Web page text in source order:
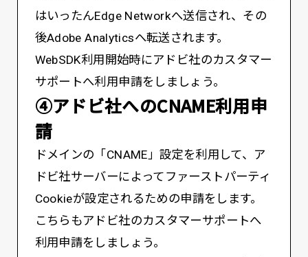
はいったんEdge Networkへ送信され、その
後Adobe Analyticsへ転送されます。
WebSDK利用開始時にアドビ社のカスタマー
サポートへ利用申請をしましょう。
④アドビ社へのCNAME利用申
請
ドメインの「CNAME」設定を利用して、ア
ドビ社サーバーによってファーストパーティ
Cookieが設定されるための申請をします。
こちらもアドビ社のカスタマーサポートへ
利用申請をしましょう。